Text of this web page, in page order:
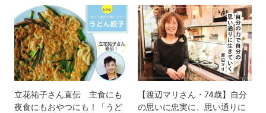
立花祐子さん直伝 主食にも
夜食にもおやつにも！「うど
【渡辺マリさん・74歳】自分
の思いに忠実に、思い通りに